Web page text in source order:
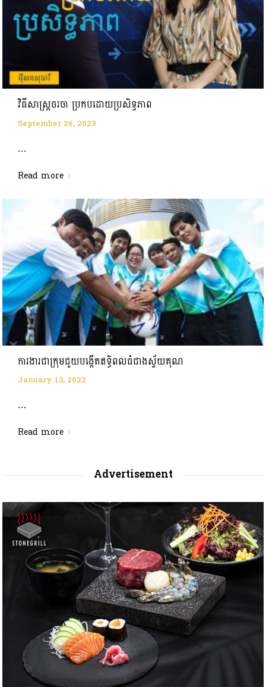
វិធីសាស្ត្រចរចា ប្រកបដោយប្រសិទ្ធភាព
September 26, 2023
...
Read more
ការងារជាក្រុមជួយបង្កើតឥទ្ធិពលធំជាងស្វ័យគុណ
January 13, 2022
...
Read more
Advertisement